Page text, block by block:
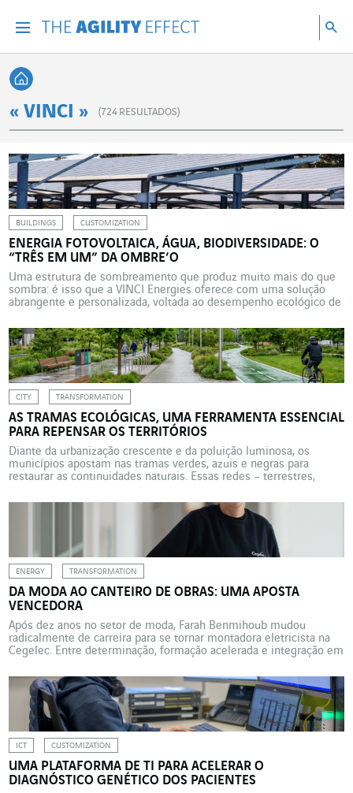
Voltar à página inicial
« VINCI » (724 RESULTADOS)
BUILDINGS CUSTOMIZATION
ENERGIA FOTOVOLTAICA, ÁGUA, BIODIVERSIDADE: O
“TRÊS EM UM” DA OMBRE’O
Uma estrutura de sombreamento que produz muito mais do que
sombra: é isso que a VINCI Energies oferece com uma solução
abrangente e personalizada, voltada ao desempenho ecológico de
Impermeabilizar ou sombrear? Armazenar a água da chuva ou
permitir sua infiltração no solo? Durante muito tempo, as
decisões […]
CITY TRANSFORMATION
AS TRAMAS ECOLÓGICAS, UMA FERRAMENTA ESSENCIAL
PARA REPENSAR OS TERRITÓRIOS
Diante da urbanização crescente e da poluição luminosa, os
municípios apostam nas tramas verdes, azuis e negras para
restaurar as continuidades naturais. Essas redes – terrestres,
se adaptem às mudanças climáticas. Confira exemplos e
inovações locais com a Citeos. Enquanto muitas prefeituras
francesas buscam […]
ENERGY TRANSFORMATION
DA MODA AO CANTEIRO DE OBRAS: UMA APOSTA
VENCEDORA
Após dez anos no setor de moda, Farah Benmihoub mudou
radicalmente de carreira para se tornar montadora eletricista na
Cegelec. Entre determinação, formação acelerada e integração em
trajetória marcada pela paixão e pela perseverança em cada etapa.
Vendedora em lojas de roupa durante dez anos, Farah Benmihoub
decidiu, […]
ICT CUSTOMIZATION
UMA PLATAFORMA DE TI PARA ACELERAR O
DIAGNÓSTICO GENÉTICO DOS PACIENTES